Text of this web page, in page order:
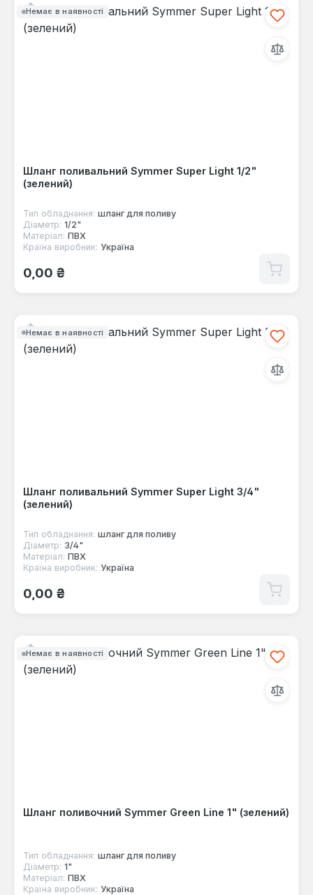
Немає в наявності
Шланг поливальний Symmer Super Light 1/2"
(зелений)
Тип обладнання: шланг для поливу
Діаметр: 1/2"
Матеріал: ПВХ
Країна виробник: Україна
Звичайна ціна:
0,00 ₴
Немає в наявності
Шланг поливальний Symmer Super Light 3/4"
(зелений)
Тип обладнання: шланг для поливу
Діаметр: 3/4"
Матеріал: ПВХ
Країна виробник: Україна
Звичайна ціна:
0,00 ₴
Немає в наявності
Шланг поливочний Symmer Green Line 1" (зелений)
Тип обладнання: шланг для поливу
Діаметр: 1"
Матеріал: ПВХ
Країна виробник: Україна